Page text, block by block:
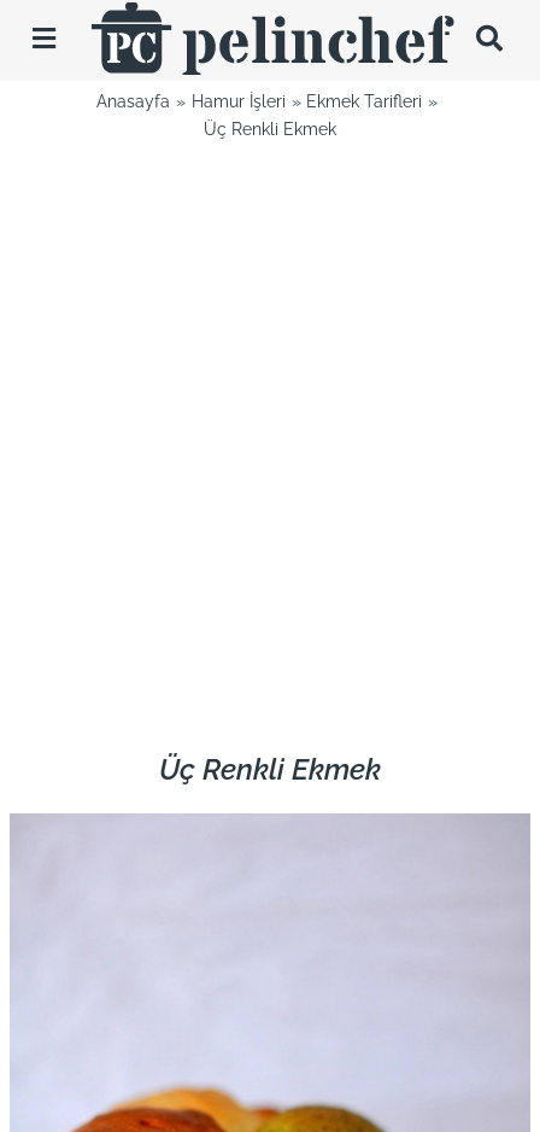
Toggle
Navigation
TariflerAnasayfa Hamur İşleri
Ekmek Tarifleri
Üç Renkli Ekmek
Üç Renkli Ekmek